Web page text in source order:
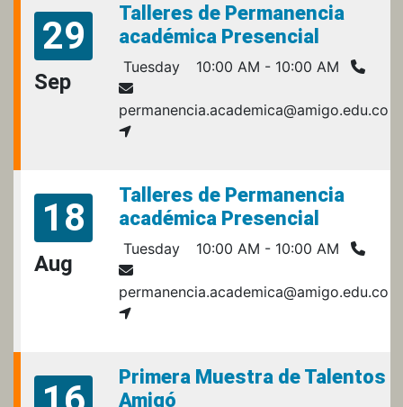
29
Sep
Talleres de Permanencia
académica Presencial
Tuesday 10:00 AM - 10:00 AM
permanencia.academica@amigo.edu.co
18
Aug
Talleres de Permanencia
académica Presencial
Tuesday 10:00 AM - 10:00 AM
permanencia.academica@amigo.edu.co
Primera Muestra de Talentos
Amigó